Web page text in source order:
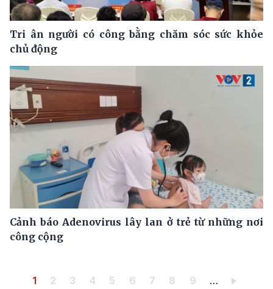
Tri ân người có công bằng chăm sóc sức khỏe
chủ động
Cảnh báo Adenovirus lây lan ở trẻ từ những nơi
công cộng
Pagination
Trang hiện thời
1 Trang
2 Trang
3 Trang
4 Trang
5 Trang
6 Trang
7 Trang
8 Trang
9 …